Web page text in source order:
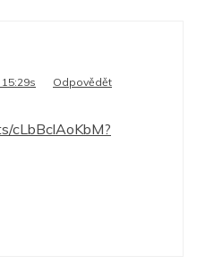
Odpovědět
cLbBclAoKbM?